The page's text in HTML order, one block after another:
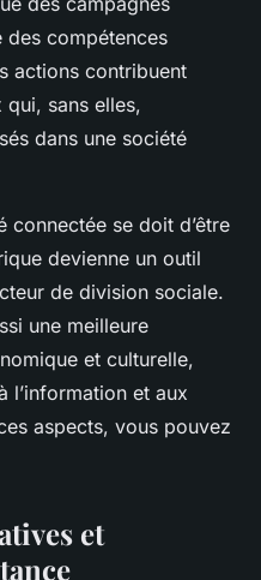
des compétences
actions contribuent
sans elles,
dans une société
connectée se doit d’être
devienne un outil
de division sociale.
une meilleure
et culturelle,
l’information et aux
aspects, vous pouvez
et